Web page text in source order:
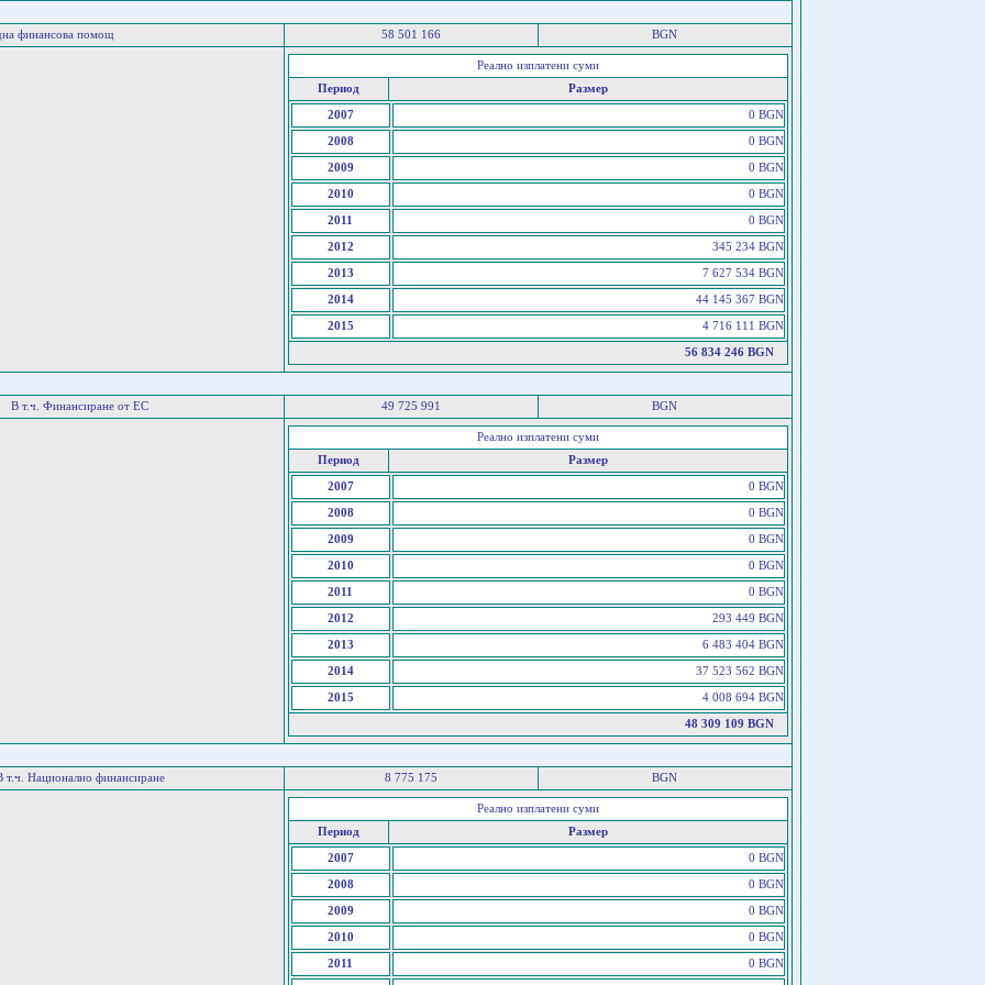
финансова помощ 58 501 166 BGN
Реално изплатени суми
Период
Размер
2007 0 BGN
2008 0 BGN
2009 0 BGN
2010 0 BGN
2011 0 BGN
2012 345 234 BGN
2013 7 627 534 BGN
2014 44 145 367 BGN
2015 4 716 111 BGN
56 834 246 BGN
В т.ч. Финансиране от ЕС 49 725 991 BGN
Реално изплатени суми
Период
Размер
2007 0 BGN
2008 0 BGN
2009 0 BGN
2010 0 BGN
2011 0 BGN
2012 293 449 BGN
2013 6 483 404 BGN
2014 37 523 562 BGN
2015 4 008 694 BGN
48 309 109 BGN
т.ч. Национално финансиране 8 775 175 BGN
Реално изплатени суми
Период
Размер
2007 0 BGN
2008 0 BGN
2009 0 BGN
2010 0 BGN
2011 0 BGN